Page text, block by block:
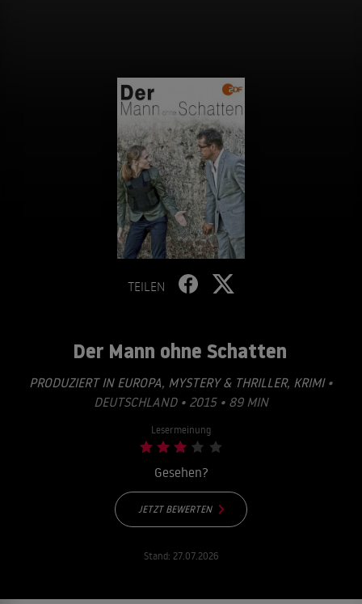
TEILEN
Der Mann ohne Schatten
PRODUZIERT IN EUROPA, MYSTERY & THRILLER, KRIMI•
DEUTSCHLAND • 2015 • 89 MIN
Lesermeinung
Gesehen?
JETZT BEWERTEN
Stand: 27.07.2026